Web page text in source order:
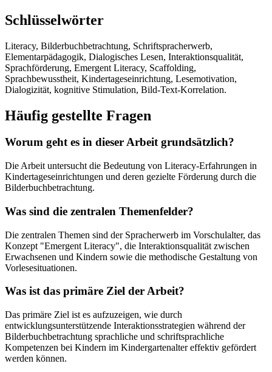
Schlüsselwörter
Literacy, Bilderbuchbetrachtung, Schriftspracherwerb,
Elementarpädagogik, Dialogisches Lesen, Interaktionsqualität,
Sprachförderung, Emergent Literacy, Scaffolding,
Sprachbewusstheit, Kindertageseinrichtung, Lesemotivation,
Dialogizität, kognitive Stimulation, Bild-Text-Korrelation.
Häufig gestellte Fragen
Worum geht es in dieser Arbeit grundsätzlich?
Die Arbeit untersucht die Bedeutung von Literacy-Erfahrungen in
Kindertageseinrichtungen und deren gezielte Förderung durch die
Bilderbuchbetrachtung.
Was sind die zentralen Themenfelder?
Die zentralen Themen sind der Spracherwerb im Vorschulalter, das
Konzept "Emergent Literacy", die Interaktionsqualität zwischen
Erwachsenen und Kindern sowie die methodische Gestaltung von
Vorlesesituationen.
Was ist das primäre Ziel der Arbeit?
Das primäre Ziel ist es aufzuzeigen, wie durch
entwicklungsunterstützende Interaktionsstrategien während der
Bilderbuchbetrachtung sprachliche und schriftsprachliche
Kompetenzen bei Kindern im Kindergartenalter effektiv gefördert
werden können.